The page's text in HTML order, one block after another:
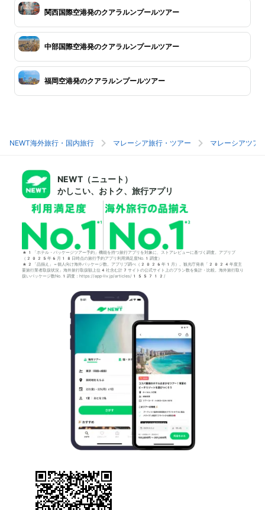
関西国際空港発のクアラルンプールツアー
中部国際空港発のクアラルンプールツアー
福岡空港発のクアラルンプールツアー
NEWT海外旅行・国内旅行 マレーシア旅行・ツアー マレーシアツア
NEWT（ニュート）
かしこい、おトク、旅行アプリ
*1「ホテル・パッケージツアー予約」機能を持つ旅行アプリを対象に、ストアレビューに基づく調査。アプリブ
（2025年6月18日時点の旅行予約アプリ利用満足度No.1調査）
*2「品揃え」＝個人向け海外パッケージ数。アプリブ調べ（2026年1月）。観光庁発表「2024年度主
要旅行業者取扱状況」海外旅行取扱額上位4社含む計7サイトの公式サイト上のプラン数を集計・比較。海外旅行取り
扱いパッケージ数No.1調査：https://app-liv.jp/articles/155712/